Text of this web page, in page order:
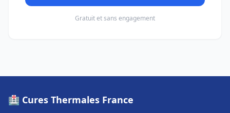
Gratuit et sans engagement
🏥 Cures Thermales France